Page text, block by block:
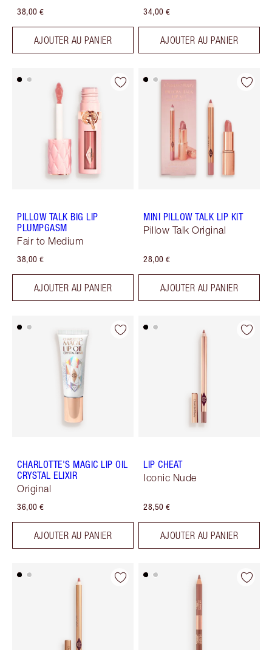
38,00 €
AJOUTER AU PANIER
34,00 €
AJOUTER AU PANIER
PILLOW TALK BIG LIP
PLUMPGASM
Fair to Medium
38,00 €
AJOUTER AU PANIER
MINI PILLOW TALK LIP KIT
Pillow Talk Original
28,00 €
AJOUTER AU PANIER
CHARLOTTE'S MAGIC LIP OIL
CRYSTAL ELIXIR
Original
36,00 €
AJOUTER AU PANIER
LIP CHEAT
Iconic Nude
28,50 €
AJOUTER AU PANIER